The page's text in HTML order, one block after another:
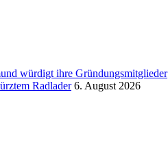
würdigt ihre Gründungsmitglieder
Radlader 6. August 2026